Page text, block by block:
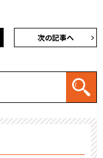
次の記事へ